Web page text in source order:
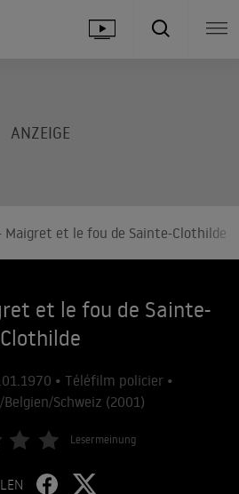
Maigret et le fou de Sainte-Clothilde
et le fou de Sainte-
Clothilde
• Téléfilm policier •
Schweiz (2001)
Lesermeinung